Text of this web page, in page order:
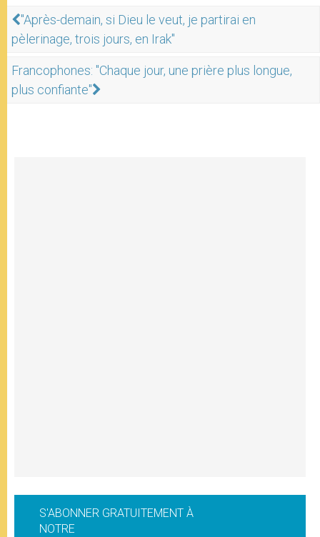
"Après-demain, si Dieu le veut, je partirai en
pèlerinage, trois jours, en Irak"
Francophones: "Chaque jour, une prière plus longue,
plus confiante"
S'ABONNER GRATUITEMENT À
NOTRE